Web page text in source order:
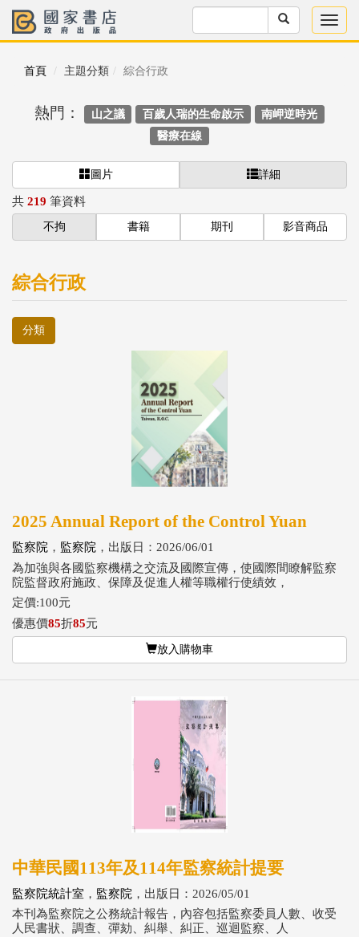
首頁 主題分類 綜合行政
熱門： 山之議 百歲人瑞的生命啟示
南岬逆時光
醫療在線
圖片 詳細
共 219 筆資料
不拘 書籍 期刊 影音商品
綜合行政
分類
2025 Annual Report of the Control Yuan
監察院 ， 監察院 ，出版日：2026/06/01
為加強與各國監察機構之交流及國際宣傳，使國際間瞭解監察
院監督政府施政、保障及促進人權等職權行使績效，
定價:100元
優惠價85折85元
放入購物車
中華民國113年及114年監察統計提要
監察院統計室 ， 監察院 ，出版日：2026/05/01
本刊為監察院之公務統計報告，內容包括監察委員人數、收受
人民書狀、調查、彈劾、糾舉、糾正、巡迴監察、人